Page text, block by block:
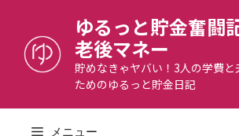
へ
ゆるっと貯金奮闘
老後マネー
貯めなきゃヤバい！3人の学費
ためのゆるっと貯金日記
メニュー